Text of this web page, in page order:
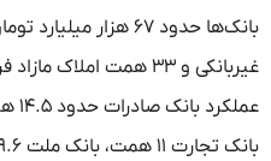
غیربانکی و ۳۳ همت